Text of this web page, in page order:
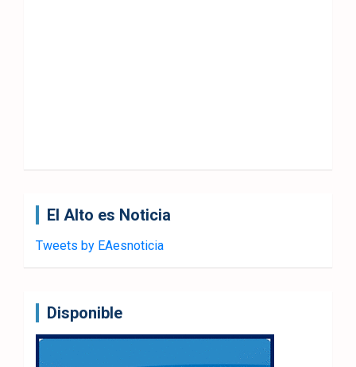
El Alto es Noticia
Tweets by EAesnoticia
Disponible